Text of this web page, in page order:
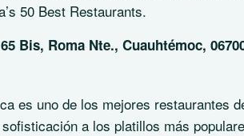
50 Best Restaurants.
Bis, Roma Nte., Cuauhtémoc,
es uno de los mejores restaurantes
a los platillos más